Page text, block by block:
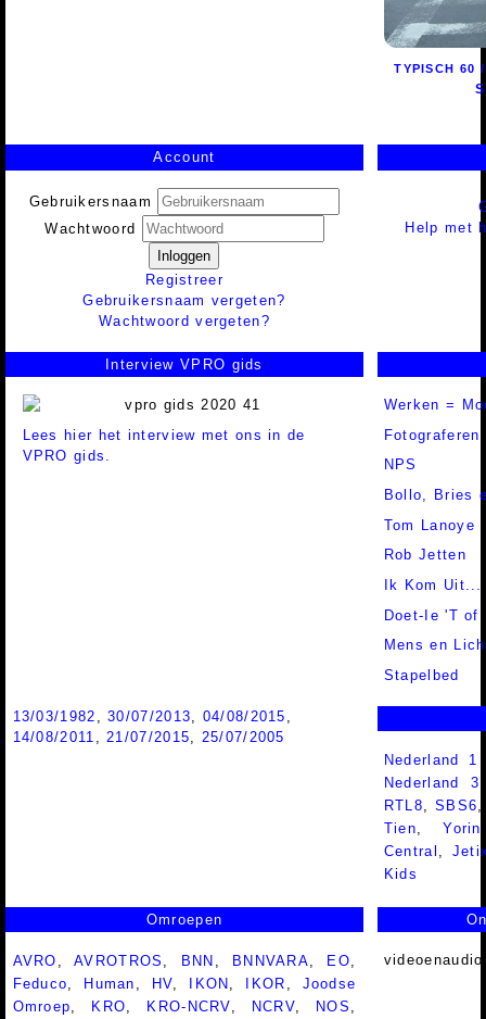
TYPISCH 60
Account
Gebruikersnaam
Wachtwoord
Inloggen
Registreer
Gebruikersnaam vergeten?
Wachtwoord vergeten?
Help met
Interview VPRO gids
Lees hier het interview met ons in de
VPRO gids.
Werken =
NPS
Bollo, Bries
Tom Lanoye
Rob Jetten
Ik Kom Uit...
Doet-Ie 'T of
Mens en
Stapelbed
13/03/1982 ,30/07/2013 04/08/2015
14/08/2011
21/07/2015
25/07/2005
Nederland
Nederland
RTL8,SBS6
Tien,Yorin
Central ,
Kids
Omroepen
AVRO ,AVROTROS BNN BNNVARA EO
Feduco
Human HV IKON IKOR
Joodse
Omroep
KRO KRO-NCRV NCRV NOS